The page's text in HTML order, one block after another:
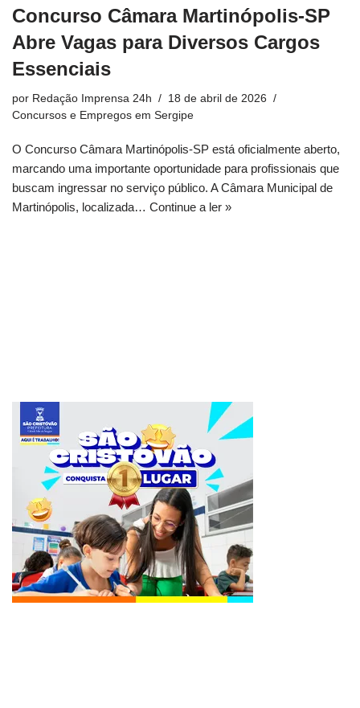
Concurso Câmara Martinópolis-SP
Abre Vagas para Diversos Cargos
Essenciais
por Redação Imprensa 24h
18 de abril de 2026
Concursos e Empregos em Sergipe
O Concurso Câmara Martinópolis-SP está oficialmente aberto,
marcando uma importante oportunidade para profissionais que
buscam ingressar no serviço público. A Câmara Municipal de
Martinópolis, localizada… Continue a ler »